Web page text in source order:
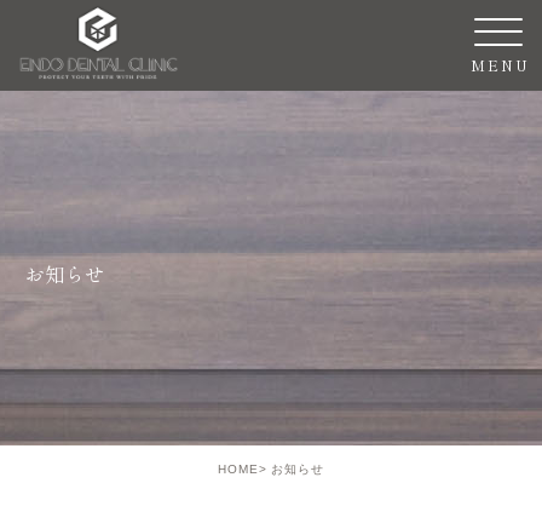
お知らせ
HOME お知らせ